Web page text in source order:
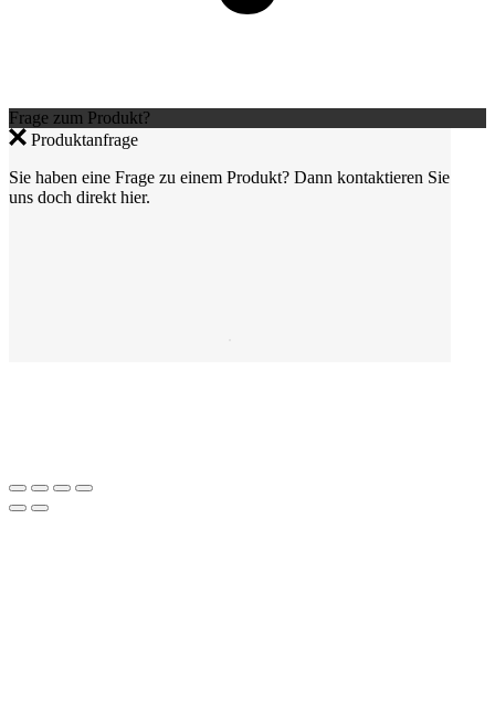
Frage zum Produkt?
Produktanfrage
Sie haben eine Frage zu einem Produkt? Dann kontaktieren Sie
uns doch direkt hier.